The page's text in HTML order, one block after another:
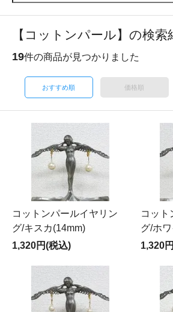
【コットンパール】の検索
19件の商品が見つかりました
おすすめ順 価格順
コットンパールイヤリン
グ/キスカ(14mm)
1,320円(税込)
コット
グ/ホ
1,320